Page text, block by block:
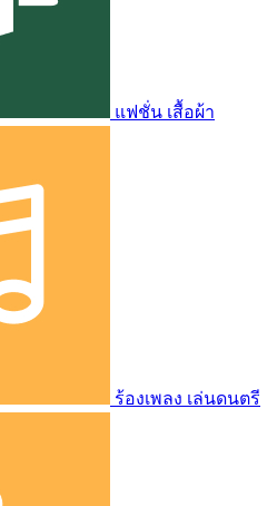
แฟชั่น เสื้อผ้า
ร้องเพลง เล่นดนตรี